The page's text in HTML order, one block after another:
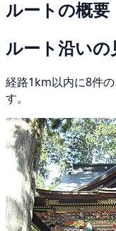
ルートの概要
ルート沿いの
経路1km以内に8件の
す。